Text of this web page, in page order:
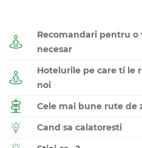
Recomandari pentru
necesar
Hotelurile pe care ti le
noi
Cele mai bune rute de
Cand sa calatoresti